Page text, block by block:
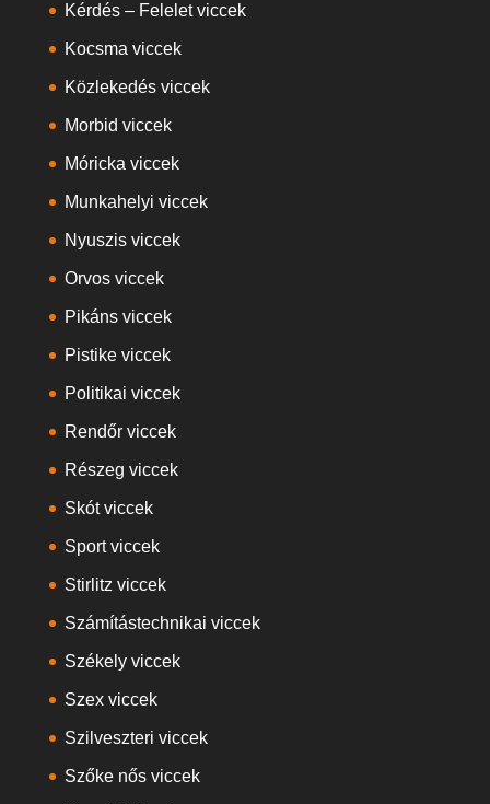
Kérdés – Felelet viccek
Kocsma viccek
Közlekedés viccek
Morbid viccek
Móricka viccek
Munkahelyi viccek
Nyuszis viccek
Orvos viccek
Pikáns viccek
Pistike viccek
Politikai viccek
Rendőr viccek
Részeg viccek
Skót viccek
Sport viccek
Stirlitz viccek
Számítástechnikai viccek
Székely viccek
Szex viccek
Szilveszteri viccek
Szőke nős viccek